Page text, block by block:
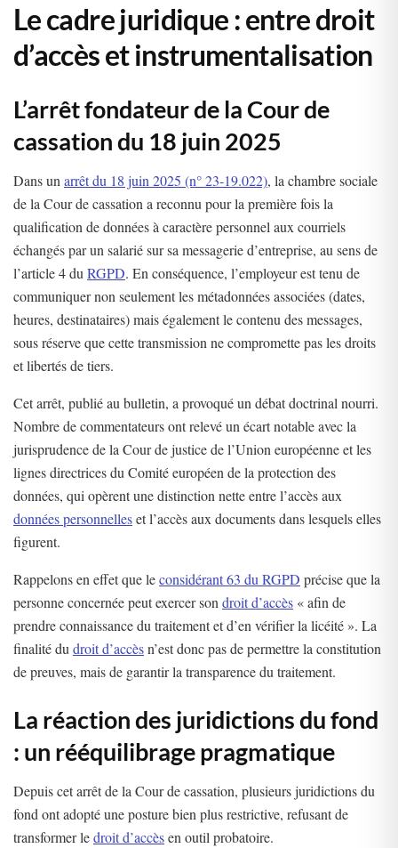
Le cadre juridique : entre droit
d’accès et instrumentalisation
L’arrêt fondateur de la Cour de
cassation du 18 juin 2025
Dans un arrêt du 18 juin 2025 (n° 23-19.022), la chambre sociale
de la Cour de cassation a reconnu pour la première fois la
qualification de données à caractère personnel aux courriels
échangés par un salarié sur sa messagerie d’entreprise, au sens de
l’article 4 du RGPD. En conséquence, l’employeur est tenu de
communiquer non seulement les métadonnées associées (dates,
heures, destinataires) mais également le contenu des messages,
sous réserve que cette transmission ne compromette pas les droits
et libertés de tiers.
Cet arrêt, publié au bulletin, a provoqué un débat doctrinal nourri.
Nombre de commentateurs ont relevé un écart notable avec la
jurisprudence de la Cour de justice de l’Union européenne et les
lignes directrices du Comité européen de la protection des
données, qui opèrent une distinction nette entre l’accès aux
données personnelleset l’accès aux documents dans lesquels elles
figurent.
Rappelons en effet que leconsidérant 63 du RGPD précise que la
personne concernée peut exercer son droit d’accès « afin de
prendre connaissance du traitement et d’en vérifier la licéité ». La
finalité du droit d’accèsn’est donc pas de permettre la constitution
de preuves, mais de garantir la transparence du traitement.
La réaction des juridictions du fond
: un rééquilibrage pragmatique
Depuis cet arrêt de la Cour de cassation, plusieurs juridictions du
fond ont adopté une posture bien plus restrictive, refusant de
transformer ledroit d’accèsen outil probatoire.